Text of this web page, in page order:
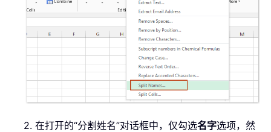
2. 在打开的“分割姓名”对话框中，仅勾选名字选项，然